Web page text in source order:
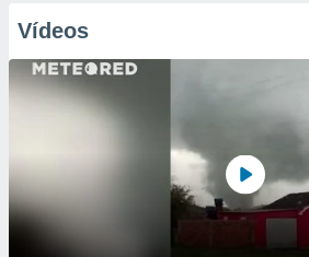
Vídeos